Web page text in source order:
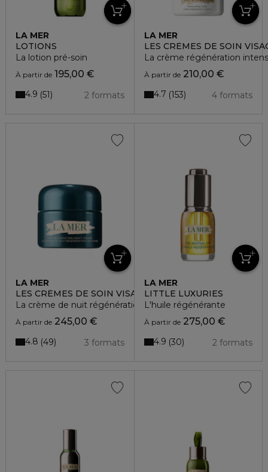
LA MER
LOTIONS
La lotion pré-soin
À partir de 195,00 €
2 formats
4.9 51
LA MER
LES CRÈMES DE SOIN
La crème régénération
À partir de210,00 €
4 formats
4.7 153
LA MER
LES CRÈMES DE SOIN VISAGE
La crème de nuit régénération intense
À partir de 245,00 €
3 formats
4.8 49
LA MER
LITTLE LUXURIES
L'huile régénérante
À partir de275,00 €
2 formats
4.9 30